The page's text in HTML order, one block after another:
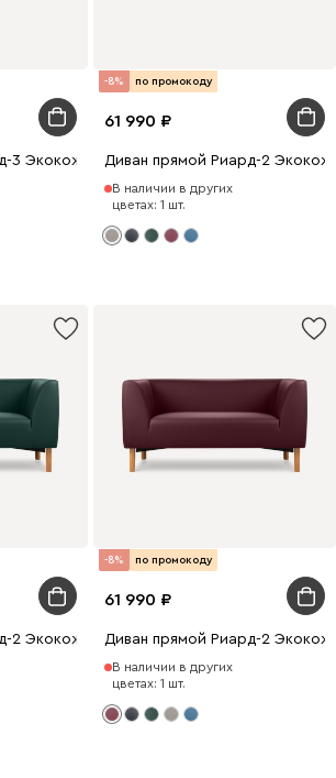
3 Экокожа Серый
-8% по промокоду
61 990
Диван прямой Риард-2
В наличии в других
цветах: 1 шт.
2 Экокожа Зеленый
-8% по промокоду
61 990
Диван прямой Риард-2
В наличии в других
цветах: 1 шт.